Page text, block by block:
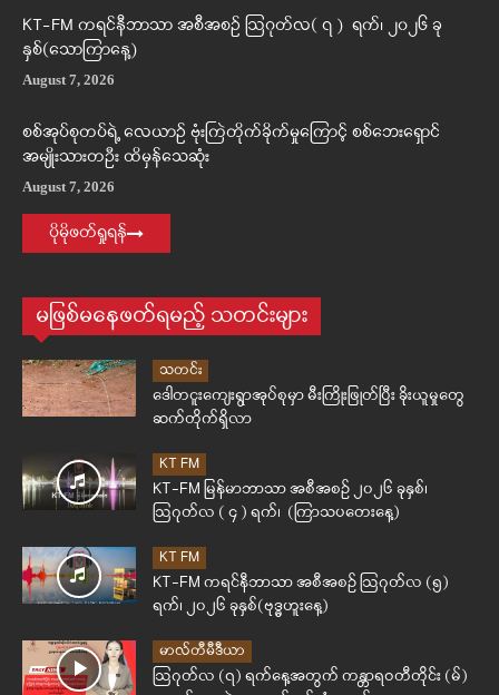
KT-FM ကရင်နီဘာသာ အစီအစဉ် ဩဂုတ်လ( ၇ ) ရက်၊ ၂၀၂၆ ခု
နှစ်(သောကြာနေ့)
August 7, 2026
စစ်အုပ်စုတပ်ရဲ့ လေယာဉ် ဗုံးကြဲတိုက်ခိုက်မှုကြောင့် စစ်ဘေးရှောင်
အမျိုးသားတဦး ထိမှန်သေဆုံး
August 7, 2026
ပိုမိုဖတ်ရှုရန်
မဖြစ်မနေဖတ်ရမည့် သတင်းများ
သတင်း
ဒေါတငူးကျေးရွာအုပ်စုမှာ မီးကြိုးဖြုတ်ပြီး ခိုးယူမှုတွေ
ဆက်တိုက်ရှိလာ
KT FM
KT-FM မြန်မာဘာသာ အစီအစဉ် ၂၀၂၆ ခုနှစ်၊
ဩဂုတ်လ ( ၄ ) ရက်၊ (ကြာသပတေးနေ့)
KT FM
KT-FM ကရင်နီဘာသာ အစီအစဉ် ဩဂုတ်လ (၅)
ရက်၊ ၂၀၂၆ ခုနှစ်(ဗုဒ္ဓဟူးနေ့)
မာလ်တီမီဒီယာ
ဩဂုတ်လ (၇) ရက်နေ့အတွက် ကန္တာရဝတီတိုင်း (မ်)